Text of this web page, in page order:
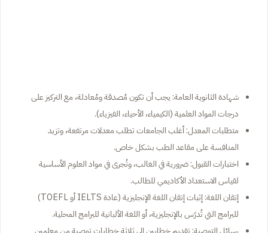
شهادة الثانوية العامة: يجب أن تكون مُصدقة ومُعادلة، مع التركيز على
درجات المواد العلمية (الكيمياء، الأحياء، الفيزياء).
متطلبات المعدل: أغلب الجامعات تطلب معدلات مرتفعة، وتزيد
المنافسة على مقاعد الطب بشكل خاص.
اختبارات القبول: ضرورية في الغالب، وتُجرى في مواد العلوم الأساسية
لقياس الاستعداد الأكاديمي للطالب.
إتقان اللغة: إثبات إتقان اللغة الإنجليزية (عادة IELTS أو TOEFL)
للبرامج التي تُدرّس بالإنجليزية، أو اللغة الألبانية للبرامج المحلية.
رسائل التوصية: تقديم خطابين إلى ثلاثة خطابات توصية من معلمين